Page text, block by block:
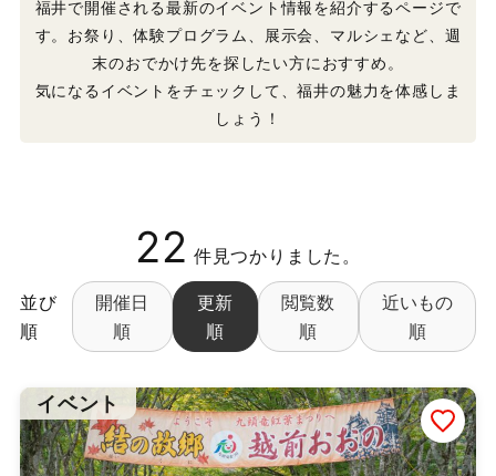
お気に入り
メンバー紹介
Japanese ▼
© 2026 ふくたま｜福井のグルメ・観光地の魅力発信情報サイト
Powered by TOROSSA.
福井で開催される最新のイベント情報を紹介するページで
す。お祭り、体験プログラム、展示会、マルシェなど、週
末のおでかけ先を探したい方におすすめ。
気になるイベントをチェックして、福井の魅力を体感しま
しょう！
22 件見つかりました。
並び
順
開催日
順
更新
順
閲覧数
順
近いもの
順
イベント